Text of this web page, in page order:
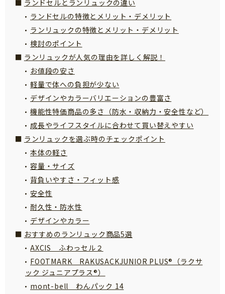
「こそだてまっぷ」とは
サイトのご利⽤にあたって
個⼈情報について
お問い合わせ
ランドセルとランリュックの違い
ランドセルの特徴とメリット・デメリット
ランリュックの特徴とメリット・デメリット
検討のポイント
ランリュックが人気の理由を詳しく解説！
お値段の安さ
軽量で体への負担が少ない
デザインやカラーバリエーションの豊富さ
機能性特価商品の多さ（防水・収納力・安全性など）
成長やライフスタイルに合わせて買い替えやすい
ランリュックを選ぶ時のチェックポイント
本体の軽さ
容量・サイズ
背負いやすさ・フィット感
安全性
耐久性・防水性
デザインやカラー
おすすめのランリュック商品5選
AXCIS ふわっセル２
FOOTMARK RAKUSACKJUNIOR PLUS®（ラクサ
ック ジュニアプラス®）
mont-bell わんパック 14